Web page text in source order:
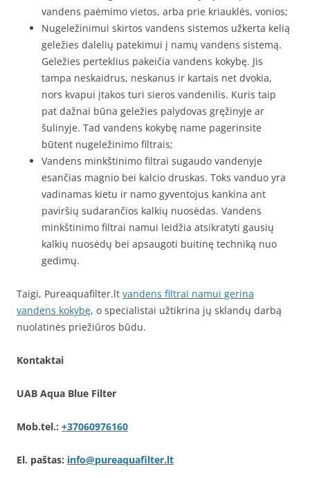
vandens paėmimo vietos, arba prie kriauklės, vonios;
Nugeležinimui skirtos vandens sistemos užkerta kelią
geležies dalelių patekimui į namų vandens sistemą.
Geležies perteklius pakeičia vandens kokybę. Jis
tampa neskaidrus, neskanus ir kartais net dvokia,
nors kvapui įtakos turi sieros vandenilis. Kuris taip
pat dažnai būna geležies palydovas gręžinyje ar
šulinyje. Tad vandens kokybę name pagerinsite
būtent nugeležinimo filtrais;
Vandens minkštinimo filtrai sugaudo vandenyje
esančias magnio bei kalcio druskas. Toks vanduo yra
vadinamas kietu ir namo gyventojus kankina ant
paviršių sudarančios kalkių nuosėdas. Vandens
minkštinimo filtrai namui leidžia atsikratyti gausių
kalkių nuosėdų bei apsaugoti buitinę techniką nuo
gedimų.
Taigi, Pureaquafilter.lt vandens filtrai namui gerina
vandens kokybę, o specialistai užtikrina jų sklandų darbą
nuolatinės priežiūros būdu.
Kontaktai
UAB Aqua Blue Filter
Mob.tel.: +37060976160
El. paštas: info@pureaquafilter.lt